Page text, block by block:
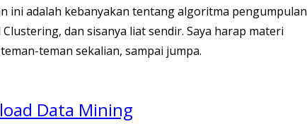
ini adalah kebanyakan tentang algoritma pengumpulan
dan sisanya liat sendir. Saya harap materi
teman sekalian, sampai jumpa.
Data Mining